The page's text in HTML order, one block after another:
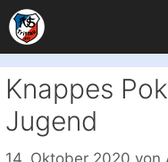
Zum
Inhalt
springen
Knappes
Jugend
14. Oktober 2020 von